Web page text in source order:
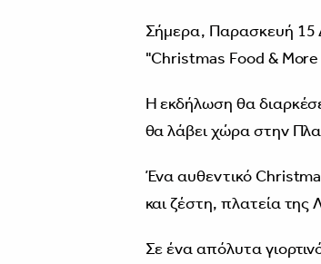
Σήμερα, Παρασκευή 15
"Christmas Food &
Η εκδήλωση θα
θα λάβει χώρα στην
Ένα αυθεντικό
και ζέστη, πλατεία της
Σε ένα απόλυτα